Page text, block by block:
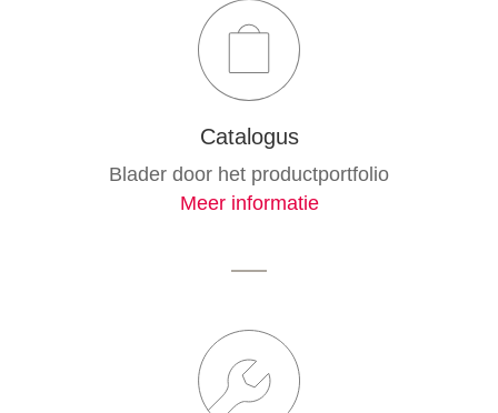
Catalogus
Blader door het productportfolio
Meer informatie